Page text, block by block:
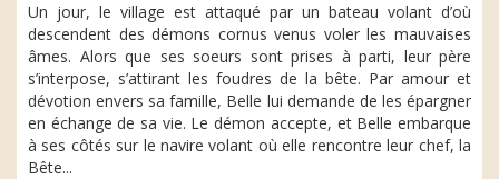
Un jour, le village est attaqué par un bateau volant d’où
descendent des démons cornus venus voler les mauvaises
âmes. Alors que ses soeurs sont prises à parti, leur père
s’interpose, s’attirant les foudres de la bête. Par amour et
dévotion envers sa famille, Belle lui demande de les épargner
en échange de sa vie. Le démon accepte, et Belle embarque
à ses côtés sur le navire volant où elle rencontre leur chef, la
Bête...